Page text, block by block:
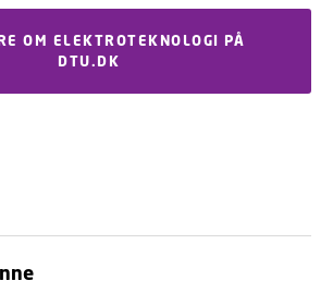
OM ELEKTROTEKNOLOGI PÅ
DTU.DK